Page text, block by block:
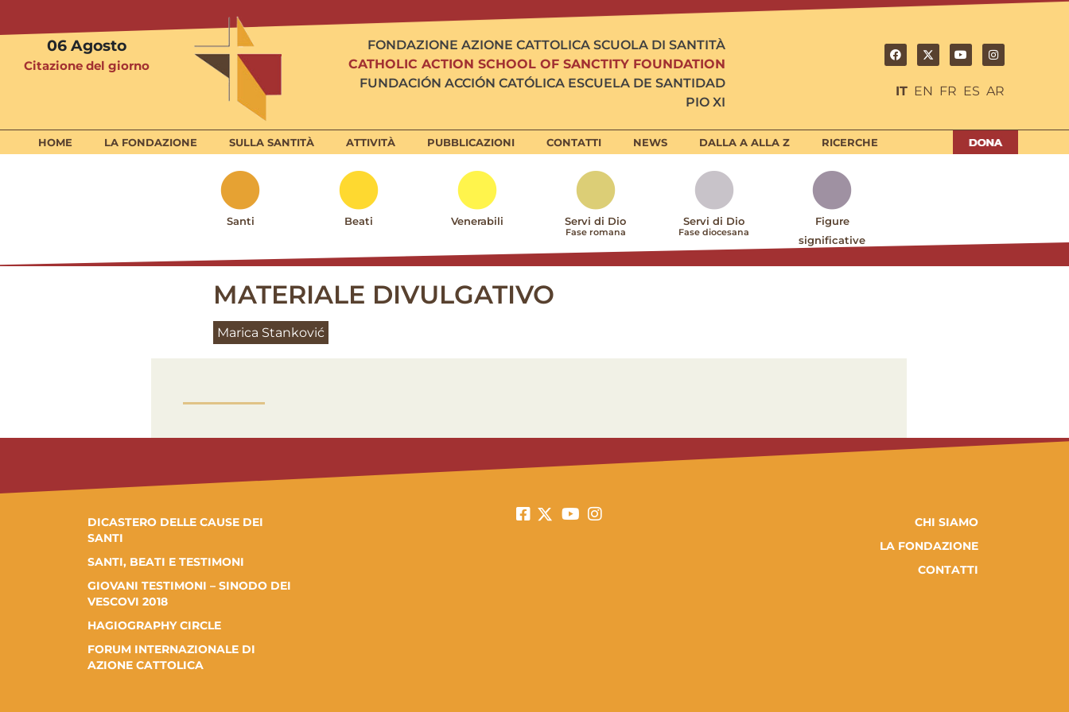
06 Agosto
Citazione del giorno
FONDAZIONE AZIONE CATTOLICA SCUOLA DI SANTITÀ
CATHOLIC ACTION SCHOOL OF SANCTITY FOUNDATION
FUNDACIÓN ACCIÓN CATÓLICA ESCUELA DE SANTIDAD
PIO XI
IT EN FR ES AR
HOME LA FONDAZIONE SULLA SANTITÀ ATTIVITÀ PUBBLICAZIONI CONTATTI NEWS DALLA A ALLA Z RICERCHE
Santi Beati Venerabili Servi di Dio
Fase romana
Servi di Dio
Fase diocesana
Figure
significative
MATERIALE DIVULGATIVO
Marica Stanković
DICASTERO DELLE CAUSE DEI
SANTI
SANTI, BEATI E TESTIMONI
GIOVANI TESTIMONI – SINODO DEI
VESCOVI 2018
HAGIOGRAPHY CIRCLE
FORUM INTERNAZIONALE DI
AZIONE CATTOLICA
CHI SIAMO
LA FONDAZIONE
CONTATTI